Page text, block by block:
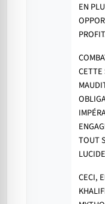
EN
TOUT
CECI,